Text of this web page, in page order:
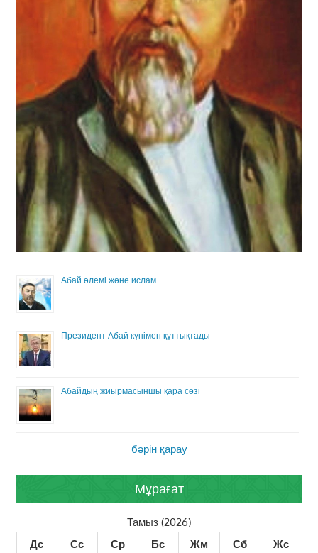
Абай әлемі және ислам
Президент Абай күнімен құттықтады
Абайдың жиырмасыншы қара сөзі
бәрін қарау
Мұрағат
Тамыз (2026)
Дс
Сс Ср Бс Жм Сб
Жс